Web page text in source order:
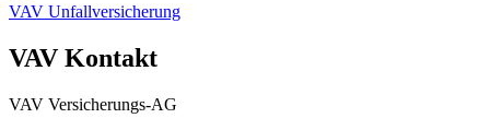
VAV Unfallversicherung
VAV Kontakt
VAV Versicherungs-AG